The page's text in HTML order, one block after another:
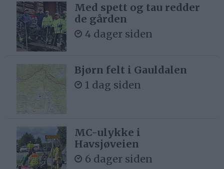
Med spett og tau redder
de gården
4 dager siden
Bjørn felt i Gauldalen
1 dag siden
MC-ulykke i
Havsjøveien
6 dager siden